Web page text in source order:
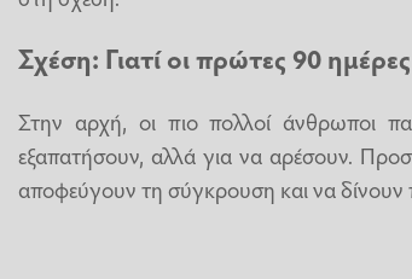
Σχέση: Γιατί οι πρώτες 90
Στην αρχή, οι πιο πολλοί άνθρωποι
εξαπατήσουν, αλλά για να αρέσουν.
αποφεύγουν τη σύγκρουση και να δίνουν